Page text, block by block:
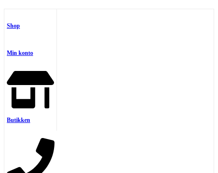
Shop
Min konto
Butikken